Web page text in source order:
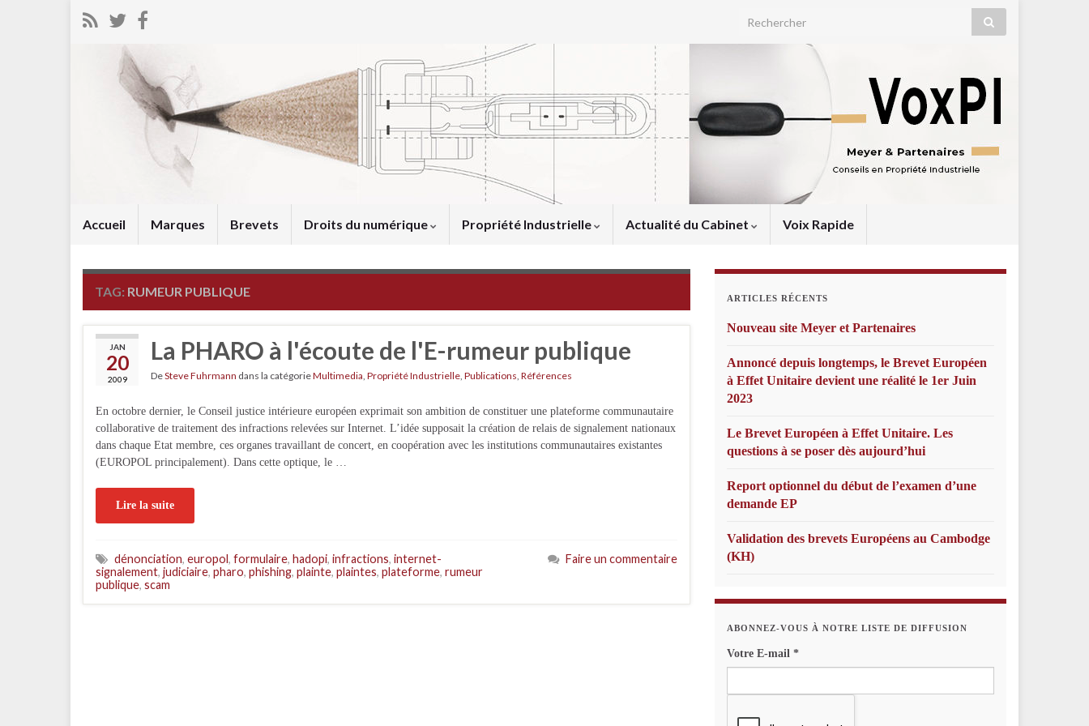
Search for:
Accueil Marques Brevets Droits du numérique Propriété Industrielle Actualité du Cabinet Voix Rapide
TAG: RUMEUR PUBLIQUE
JAN
20
2009
La PHARO à l'écoute de l'E-rumeur publique
DeSteve Fuhrmann dans la catégorieMultimedia, Propriété Industrielle, Publications, Références
En octobre dernier, le Conseil justice intérieure européen exprimait son ambition de constituer une plateforme communautaire
collaborative de traitement des infractions relevées sur Internet. L’idée supposait la création de relais de signalement nationaux
dans chaque Etat membre, ces organes travaillant de concert, en coopération avec les institutions communautaires existantes
(EUROPOL principalement). Dans cette optique, le …
Lire la suite
dénonciation, europol, formulaire, hadopi, infractions, internet-
signalement, judiciaire, pharo, phishing, plainte, plaintes, plateforme, rumeur
publique, scam
Faire un commentaire
ARTICLES RÉCENTS
Nouveau site Meyer et Partenaires
Annoncé depuis longtemps, le Brevet Européen
à Effet Unitaire devient une réalité le 1er Juin
2023
Le Brevet Européen à Effet Unitaire. Les
questions à se poser dès aujourd’hui
Report optionnel du début de l’examen d’une
demande EP
Validation des brevets Européens au Cambodge
(KH)
ABONNEZ-VOUS À NOTRE LISTE DE DIFFUSION
Votre E-mail *